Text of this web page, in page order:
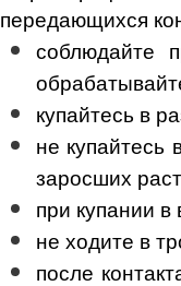
передающихся
соблюдайте
купайтесь в
не купайтесь
заросших
при купании
не ходите в
после